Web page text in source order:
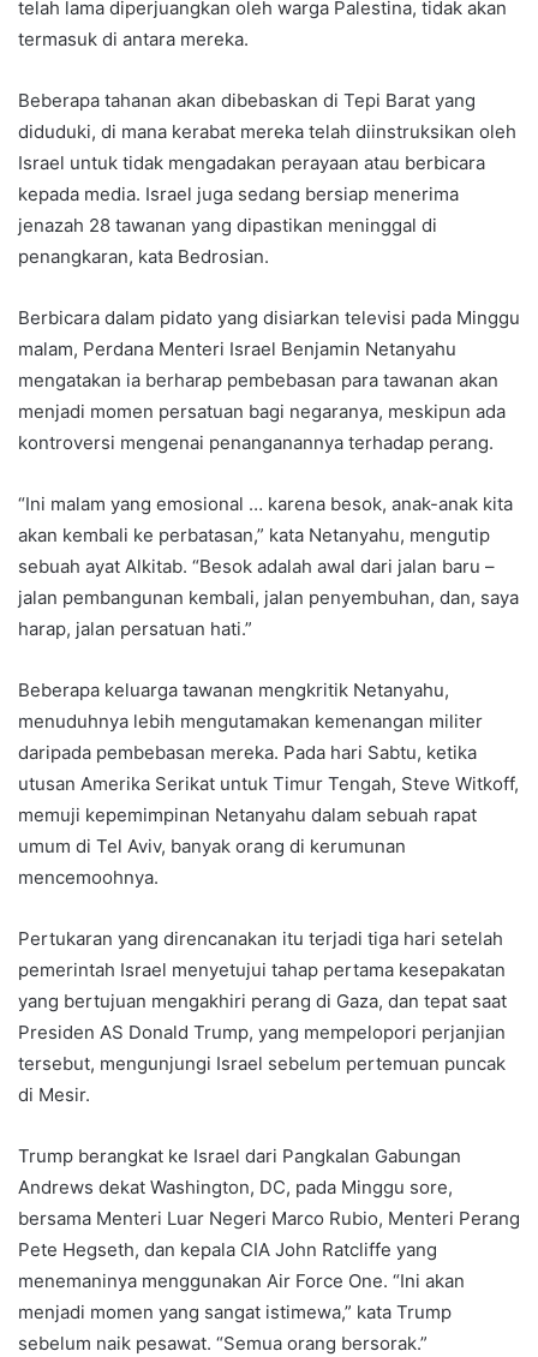
telah lama diperjuangkan oleh warga Palestina, tidak akan
termasuk di antara mereka.
Beberapa tahanan akan dibebaskan di Tepi Barat yang
diduduki, di mana kerabat mereka telah diinstruksikan oleh
Israel untuk tidak mengadakan perayaan atau berbicara
kepada media. Israel juga sedang bersiap menerima
jenazah 28 tawanan yang dipastikan meninggal di
penangkaran, kata Bedrosian.
Berbicara dalam pidato yang disiarkan televisi pada Minggu
malam, Perdana Menteri Israel Benjamin Netanyahu
mengatakan ia berharap pembebasan para tawanan akan
menjadi momen persatuan bagi negaranya, meskipun ada
kontroversi mengenai penanganannya terhadap perang.
“Ini malam yang emosional … karena besok, anak-anak kita
akan kembali ke perbatasan,” kata Netanyahu, mengutip
sebuah ayat Alkitab. “Besok adalah awal dari jalan baru –
jalan pembangunan kembali, jalan penyembuhan, dan, saya
harap, jalan persatuan hati.”
Beberapa keluarga tawanan mengkritik Netanyahu,
menuduhnya lebih mengutamakan kemenangan militer
daripada pembebasan mereka. Pada hari Sabtu, ketika
utusan Amerika Serikat untuk Timur Tengah, Steve Witkoff,
memuji kepemimpinan Netanyahu dalam sebuah rapat
umum di Tel Aviv, banyak orang di kerumunan
mencemoohnya.
Pertukaran yang direncanakan itu terjadi tiga hari setelah
pemerintah Israel menyetujui tahap pertama kesepakatan
yang bertujuan mengakhiri perang di Gaza, dan tepat saat
Presiden AS Donald Trump, yang mempelopori perjanjian
tersebut, mengunjungi Israel sebelum pertemuan puncak
di Mesir.
Trump berangkat ke Israel dari Pangkalan Gabungan
Andrews dekat Washington, DC, pada Minggu sore,
bersama Menteri Luar Negeri Marco Rubio, Menteri Perang
Pete Hegseth, dan kepala CIA John Ratcliffe yang
menemaninya menggunakan Air Force One. “Ini akan
menjadi momen yang sangat istimewa,” kata Trump
sebelum naik pesawat. “Semua orang bersorak.”